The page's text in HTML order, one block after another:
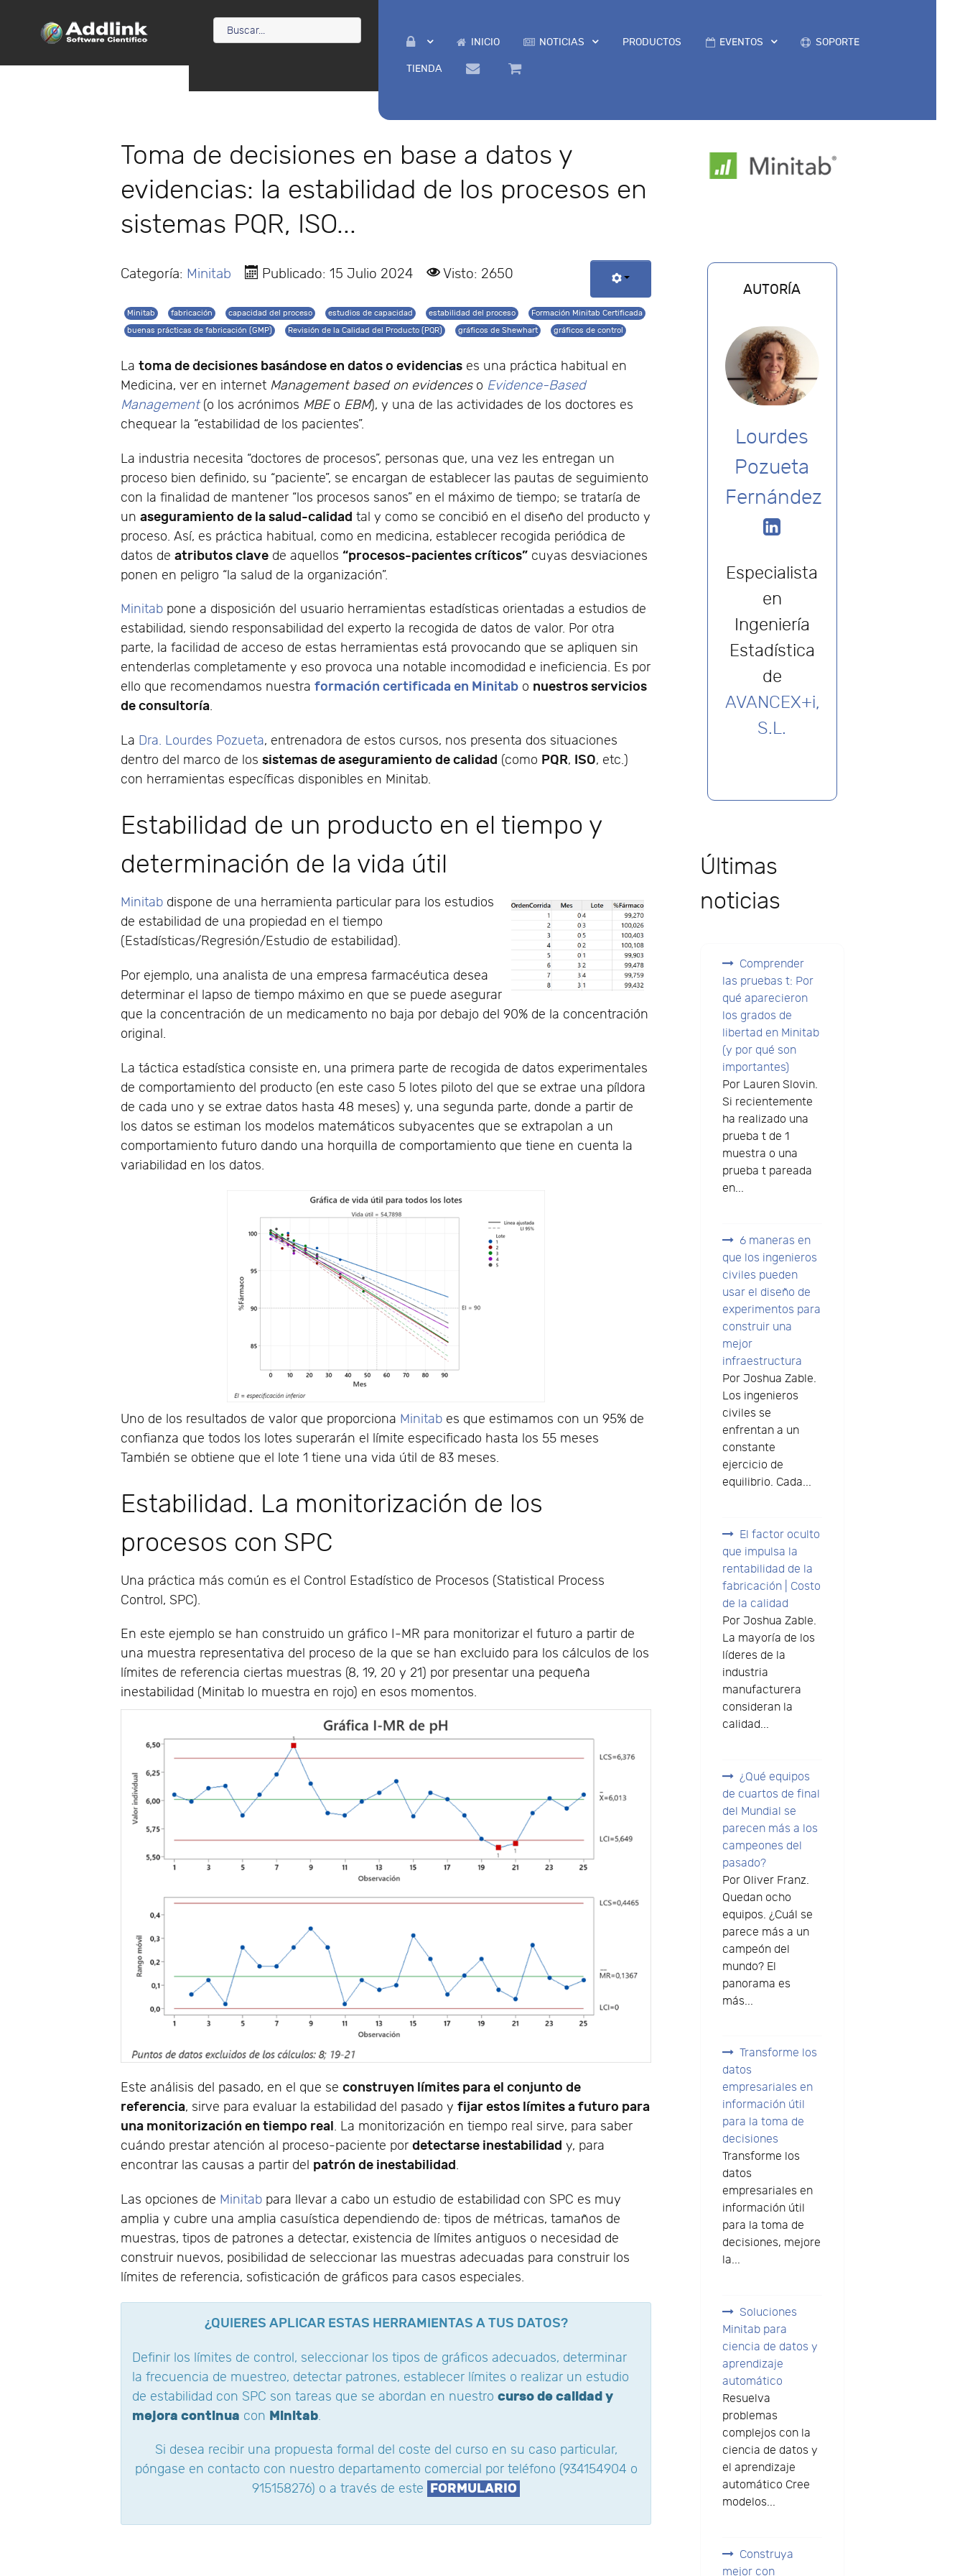
INICIO NOTICIAS PRODUCTOS EVENTOS SOPORTE
TIENDA
Toma de decisiones en base a datos y
evidencias: la estabilidad de los procesos en
sistemas PQR, ISO...
Categoría: Minitab Publicado: 15 Julio 2024 Visto: 2650
Minitab fabricación capacidad del proceso estudios de capacidad estabilidad del proceso
Formación Minitab Certificada
buenas prácticas de fabricación (GMP)
Revisión de la Calidad del Producto (PQR) gráficos de Shewhart gráficos de control
Latoma de decisiones basándose en datos o evidencias es una práctica habitual en
Medicina, ver en internet Management based on evidenceso Evidence-Based
Management(o los acrónimos MBEo EBM), y una de las actividades de los doctores es
chequear la “estabilidad de los pacientes”.
La industria necesita “doctores de procesos”, personas que, una vez les entregan un
proceso bien definido, su “paciente”, se encargan de establecer las pautas de seguimiento
con la finalidad de mantener “los procesos sanos” en el máximo de tiempo; se trataría de
unaseguramiento de la salud-calidad tal y como se concibió en el diseño del producto y
proceso. Así, es práctica habitual, como en medicina, establecer recogida periódica de
datos deatributos clave de aquellos“procesos-pacientes críticos” cuyas desviaciones
ponen en peligro “la salud de la organización”.
Minitab pone a disposición del usuario herramientas estadísticas orientadas a estudios de
estabilidad, siendo responsabilidad del experto la recogida de datos de valor. Por otra
parte, la facilidad de acceso de estas herramientas está provocando que se apliquen sin
entenderlas completamente y eso provoca una notable incomodidad e ineficiencia. Es por
ello que recomendamos nuestraformación certificada en Minitab o nuestros servicios
de consultoría.
La Dra. Lourdes Pozueta, entrenadora de estos cursos, nos presenta dos situaciones
dentro del marco de lossistemas de aseguramiento de calidad (como PQR, ISO, etc.)
con herramientas específicas disponibles en Minitab.
Estabilidad de un producto en el tiempo y
determinación de la vida útil
Minitab dispone de una herramienta particular para los estudios
de estabilidad de una propiedad en el tiempo
(Estadísticas/Regresión/Estudio de estabilidad).
Por ejemplo, una analista de una empresa farmacéutica desea
determinar el lapso de tiempo máximo en que se puede asegurar
que la concentración de un medicamento no baja por debajo del 90% de la concentración
original.
La táctica estadística consiste en, una primera parte de recogida de datos experimentales
de comportamiento del producto (en este caso 5 lotes piloto del que se extrae una píldora
de cada uno y se extrae datos hasta 48 meses) y, una segunda parte, donde a partir de
los datos se estiman los modelos matemáticos subyacentes que se extrapolan a un
comportamiento futuro dando una horquilla de comportamiento que tiene en cuenta la
variabilidad en los datos.
Uno de los resultados de valor que proporciona Minitab es que estimamos con un 95% de
confianza que todos los lotes superarán el límite especificado hasta los 55 meses
También se obtiene que el lote 1 tiene una vida útil de 83 meses.
Estabilidad. La monitorización de los
procesos con SPC
Una práctica más común es el Control Estadístico de Procesos (Statistical Process
Control, SPC).
En este ejemplo se han construido un gráfico I-MR para monitorizar el futuro a partir de
una muestra representativa del proceso de la que se han excluido para los cálculos de los
límites de referencia ciertas muestras (8, 19, 20 y 21) por presentar una pequeña
inestabilidad (Minitab lo muestra en rojo) en esos momentos.
Este análisis del pasado, en el que seconstruyen límites para el conjunto de
referencia, sirve para evaluar la estabilidad del pasado yfijar estos límites a futuro para
una monitorización en tiempo real. La monitorización en tiempo real sirve, para saber
cuándo prestar atención al proceso-paciente pordetectarse inestabilidad y, para
encontrar las causas a partir del patrón de inestabilidad.
Las opciones de Minitab para llevar a cabo un estudio de estabilidad con SPC es muy
amplia y cubre una amplia casuística dependiendo de: tipos de métricas, tamaños de
muestras, tipos de patrones a detectar, existencia de límites antiguos o necesidad de
construir nuevos, posibilidad de seleccionar las muestras adecuadas para construir los
límites de referencia, sofisticación de gráficos para casos especiales.
¿QUIERES APLICAR ESTAS HERRAMIENTAS A TUS DATOS?
Definir los límites de control, seleccionar los tipos de gráficos adecuados, determinar
la frecuencia de muestreo, detectar patrones, establecer límites o realizar un estudio
de estabilidad con SPC son tareas que se abordan en nuestrocurso de calidad y
mejora continua con Minitab.
Si desea recibir una propuesta formal del coste del curso en su caso particular,
póngase en contacto con nuestro departamento comercial por teléfono (934154904 o
915158276) o a través de este FORMULARIO
AUTORÍA
Lourdes
Pozueta
Fernández
Especialista
en
Ingeniería
Estadística
de
AVANCEX+i,
S.L.
Últimas
noticias
Comprender
las pruebas t: Por
qué aparecieron
los grados de
libertad en Minitab
(y por qué son
importantes)
Por Lauren Slovin.
Si recientemente
ha realizado una
prueba t de 1
muestra o una
prueba t pareada
en...
6 maneras en
que los ingenieros
civiles pueden
usar el diseño de
experimentos para
construir una
mejor
infraestructura
Por Joshua Zable.
Los ingenieros
civiles se
enfrentan a un
constante
ejercicio de
equilibrio. Cada...
El factor oculto
que impulsa la
rentabilidad de la
fabricación | Costo
de la calidad
Por Joshua Zable.
La mayoría de los
líderes de la
industria
manufacturera
consideran la
calidad...
¿Qué equipos
de cuartos de final
del Mundial se
parecen más a los
campeones del
pasado?
Por Oliver Franz.
Quedan ocho
equipos. ¿Cuál se
parece más a un
campeón del
mundo? El
panorama es
más...
Transforme los
datos
empresariales en
información útil
para la toma de
decisiones
Transforme los
datos
empresariales en
información útil
para la toma de
decisiones, mejore
la...
Soluciones
Minitab para
ciencia de datos y
aprendizaje
automático
Resuelva
problemas
complejos con la
ciencia de datos y
el aprendizaje
automático Cree
modelos...
Construya
mejor con